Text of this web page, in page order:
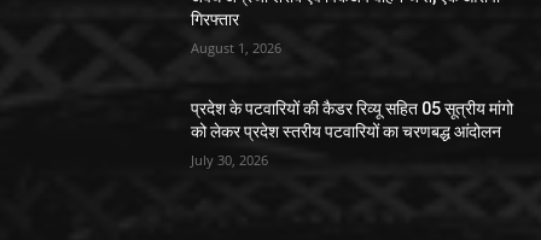
गिरफ्तार
August 1, 2026
प्रदेश के पटवारियों की कैडर रिव्यू सहित 05 सूत्रीय मांगो
को लेकर प्रदेश स्तरीय पटवारियों का चरणबद्ध आंदोलन
July 30, 2026